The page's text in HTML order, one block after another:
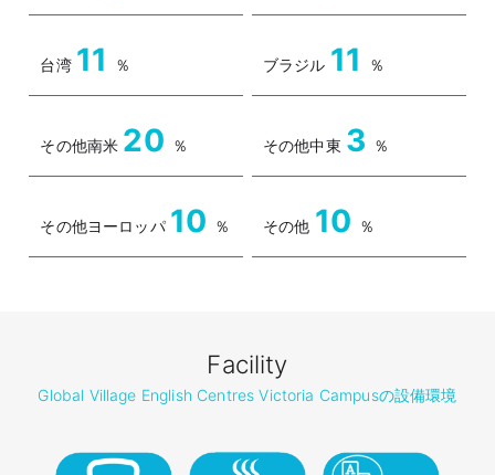
台湾 11 ％ ブラジル 11 ％
その他南米 20 ％ その他中東 3 ％
その他ヨーロッパ 10 ％ その他 10 ％
Facility
Global Village English Centres Victoria Campusの設備環境